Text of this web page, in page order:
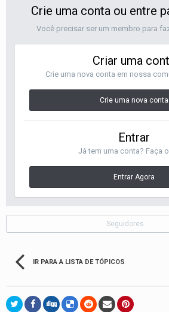
Crie uma conta ou entre
Você precisar ser um membro para
Criar uma
Crie uma nova conta em nossa
Crie uma nova conta
Entrar
Já tem uma conta? Faça
Entrar Agora
Seguidores
IR PARA A LISTA DE TÓPICOS